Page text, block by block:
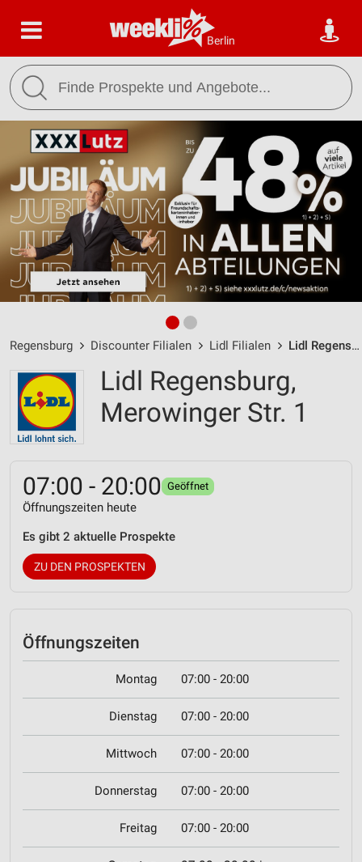
Berlin
Regensburg Discounter Filialen Lidl Filialen Lidl Regensburg / Merowinger Str. 1 - Öffnungszeiten & Adresse
Lidl Regensburg,
Merowinger Str. 1
07:00 - 20:00 Geöffnet
Öffnungszeiten heute
Es gibt 2 aktuelle Prospekte
ZU DEN PROSPEKTEN
Öffnungszeiten
Montag 07:00 - 20:00
Dienstag 07:00 - 20:00
Mittwoch 07:00 - 20:00
Donnerstag 07:00 - 20:00
Freitag 07:00 - 20:00